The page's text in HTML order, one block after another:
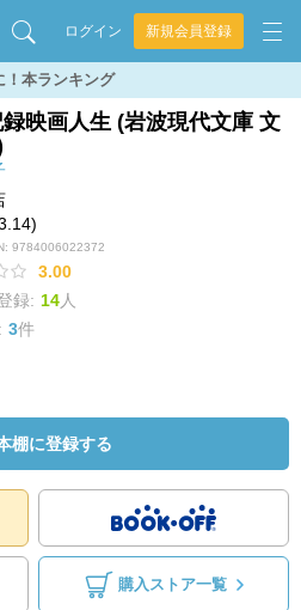
ログイン 新規会員登録
！本ランキング
映画人生 (岩波現代文庫 文
9784006022372
3.00
録: 14人
3件
棚に登録する
購入ストア一覧